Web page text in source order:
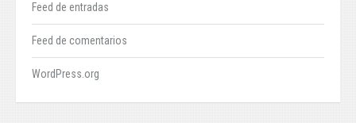
Feed de entradas
Feed de comentarios
WordPress.org